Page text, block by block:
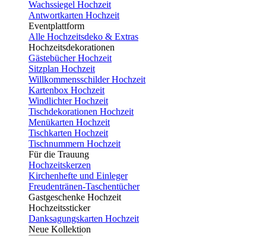
Wachssiegel Hochzeit
Antwortkarten Hochzeit
Eventplattform
Alle Hochzeitsdeko & Extras
Hochzeitsdekorationen
Gästebücher Hochzeit
Sitzplan Hochzeit
Willkommensschilder Hochzeit
Kartenbox Hochzeit
Windlichter Hochzeit
Tischdekorationen Hochzeit
Menükarten Hochzeit
Tischkarten Hochzeit
Tischnummern Hochzeit
Für die Trauung
Hochzeitskerzen
Kirchenhefte und Einleger
Freudentränen-Taschentücher
Gastgeschenke Hochzeit
Hochzeitssticker
Danksagungskarten Hochzeit
Neue Kollektion